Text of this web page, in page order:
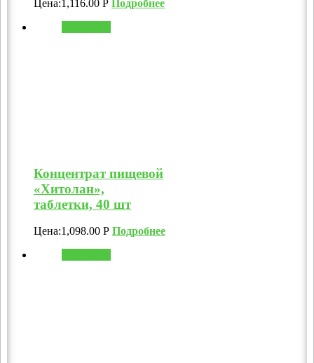
Цена:1,116.00 Р Подробнее
Концентрат пищевой
«Хитолан»,
таблетки, 40 шт
Цена:1,098.00 Р Подробнее